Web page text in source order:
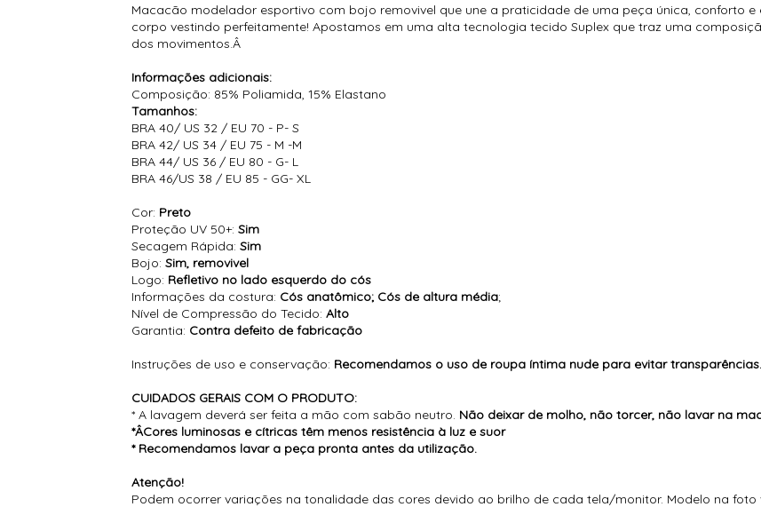
Macacão modelador esportivo com bojo removivel que une a praticidade de uma peça única, conforto
corpo vestindo perfeitamente! Apostamos em uma alta tecnologia tecido Suplex que traz uma
dos movimentos.Â
Informações adicionais:
Composição: 85% Poliamida, 15% Elastano
Tamanhos:
BRA 40/ US 32 / EU 70 - P- S
BRA 42/ US 34 / EU 75 - M -M
BRA 44/ US 36 / EU 80 - G- L
BRA 46/US 38 / EU 85 - GG- XL
Cor: Preto
Proteção UV 50+: Sim
Secagem Rápida:Sim
Bojo:Sim, removivel
Logo: Refletivo no lado esquerdo do cós
Informações da costura: Cós anatômico; Cós de altura média;
Nível de Compressão do Tecido: Alto
Garantia: Contra defeito de fabricação
Instruções de uso e conservação: Recomendamos o uso de roupa íntima nude para evitar transparências.
CUIDADOS GERAIS COM O PRODUTO:
* A lavagem deverá ser feita a mão com sabão neutro. Não deixar de molho, não torcer, não lavar na
*ÂCores luminosas e cítricas têm menos resistência à luz e suor
* Recomendamos lavar a peça pronta antes da utilização.
Atenção!
Podem ocorrer variações na tonalidade das cores devido ao brilho de cada tela/monitor. Modelo na foto